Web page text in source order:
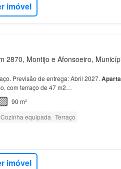
imóvel
2870, Montijo e Afonsoeiro,
Previsão de entrega: Abril 2027.
com terraço de 47 m2…
90 m²
Cozinha equipada Terraço
imóvel